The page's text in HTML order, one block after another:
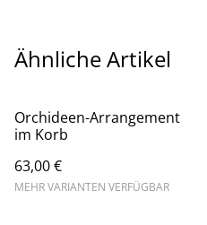
Ähnliche Artikel
Orchideen-Arrangement
im Korb
63,00 €
MEHR VARIANTEN VERFÜGBAR